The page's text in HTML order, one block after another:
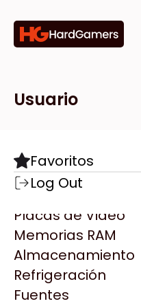
Categorías
Componentes
Motherboards
Microprocesadores
Placas de Video
Memorias RAM
Almacenamiento
Refrigeración
Fuentes
Marcas
Todas las Marcas
AMD
AULA
Acer
Adata
AeroCool
Tiendas
Destacadas
Usuario
Favoritos
Log Out